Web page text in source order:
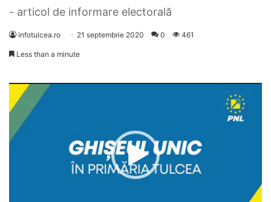
- articol de informare electorală
infotulcea.ro 21 septembrie 2020 0 461
Less than a minute
Player
video